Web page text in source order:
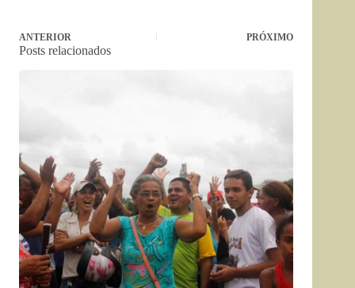
ANTERIOR PRÓXIMO
Posts relacionados